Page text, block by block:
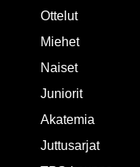
Ottelut
Miehet
Naiset
Juniorit
Akatemia
Juttusarjat